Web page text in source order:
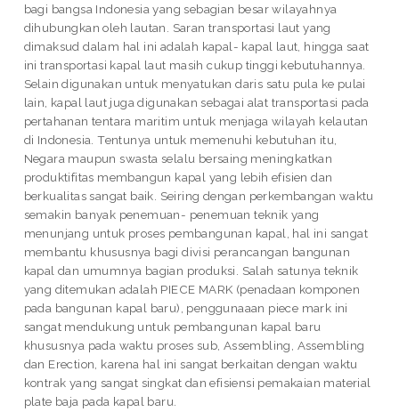
bagi bangsa Indonesia yang sebagian besar wilayahnya
dihubungkan oleh lautan. Saran transportasi laut yang
dimaksud dalam hal ini adalah kapal- kapal laut, hingga saat
ini transportasi kapal laut masih cukup tinggi kebutuhannya.
Selain digunakan untuk menyatukan daris satu pula ke pulai
lain, kapal laut juga digunakan sebagai alat transportasi pada
pertahanan tentara maritim untuk menjaga wilayah kelautan
di Indonesia. Tentunya untuk memenuhi kebutuhan itu,
Negara maupun swasta selalu bersaing meningkatkan
produktifitas membangun kapal yang lebih efisien dan
berkualitas sangat baik. Seiring dengan perkembangan waktu
semakin banyak penemuan- penemuan teknik yang
menunjang untuk proses pembangunan kapal, hal ini sangat
membantu khususnya bagi divisi perancangan bangunan
kapal dan umumnya bagian produksi. Salah satunya teknik
yang ditemukan adalah PIECE MARK (penadaan komponen
pada bangunan kapal baru), penggunaaan piece mark ini
sangat mendukung untuk pembangunan kapal baru
khususnya pada waktu proses sub, Assembling, Assembling
dan Erection, karena hal ini sangat berkaitan dengan waktu
kontrak yang sangat singkat dan efisiensi pemakaian material
plate baja pada kapal baru.